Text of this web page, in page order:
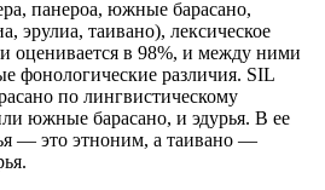
панероа, южные барасано,
эрулиа, таивано), лексическое
оценивается в 98%, и между ними
фонологические различия. SIL
по лингвистическому
южные барасано, и эдурья. В ее
— это этноним, а таивано —